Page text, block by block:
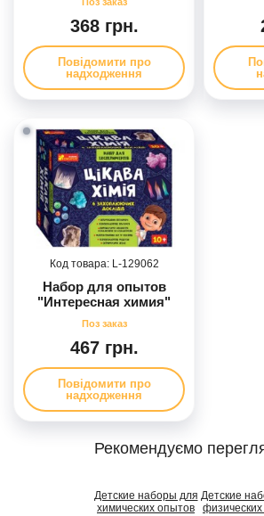
368 грн.
Повідомити про
надходження
129062
Набор для опытов
"Интересная химия"
467 грн.
Повідомити про
надходження
Рекомендуємо
Детские наборы для
химических опытов
Детские